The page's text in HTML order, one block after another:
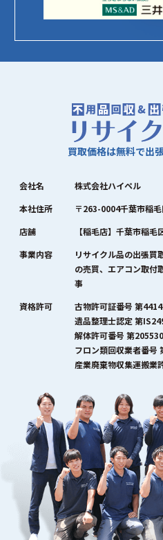
買取価格は無料で出
会社名
株式会社ハイペル
本社住所
〒263-0004千葉市稲
店舗
【稲毛店】千葉市稲
事業内容
リサイクル品の出張買
の売買、エアコン取付
事
資格許可
古物許可証番号 第
遺品整理士認定 第
解体許可番号 第
フロン類回収業者番号
産業廃棄物収集運搬